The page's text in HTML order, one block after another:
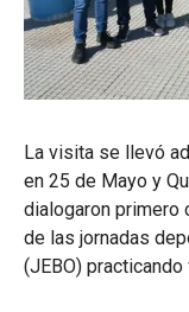
La visita se llevó
en 25 de Mayo y
dialogaron primero
de las jornadas
(JEBO)